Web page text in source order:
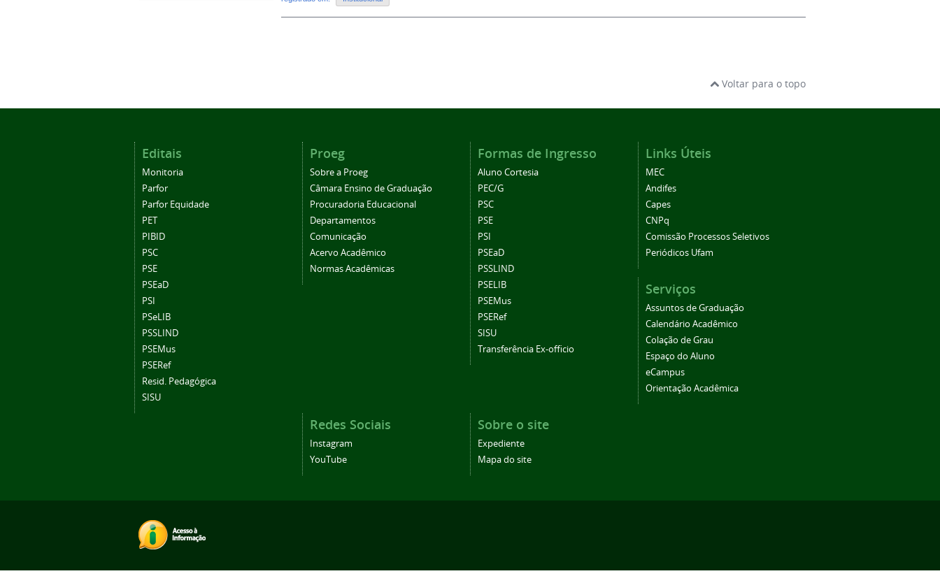
Voltar para o topo
Editais
Monitoria
Parfor
Parfor Equidade
PET
PIBID
PSC
PSE
PSEaD
PSI
PSeLIB
PSSLIND
PSEMus
PSERef
Resid. Pedagógica
SISU
Proeg
Sobre a Proeg
Câmara Ensino de Graduação
Procuradoria Educacional
Departamentos
Comunicação
Acervo Acadêmico
Normas Acadêmicas
Formas de Ingresso
Aluno Cortesia
PEC/G
PSC
PSE
PSI
PSEaD
PSSLIND
PSELIB
PSEMus
PSERef
SISU
Transferência Ex-officio
Links Úteis
MEC
Andifes
Capes
CNPq
Comissão Processos Seletivos
Periódicos Ufam
Serviços
Assuntos de Graduação
Calendário Acadêmico
Colação de Grau
Espaço do Aluno
eCampus
Orientação Acadêmica
Redes Sociais
Instagram
YouTube
Sobre o site
Expediente
Mapa do site